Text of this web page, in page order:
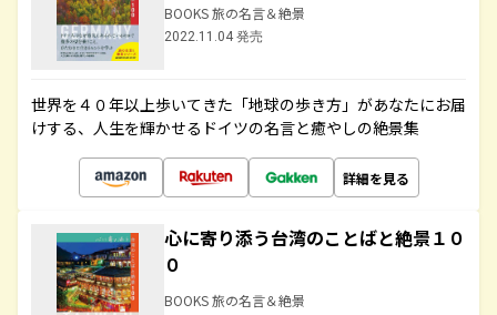
BOOKS 旅の名言＆絶景
2022.11.04 発売
世界を４０年以上歩いてきた「地球の歩き方」があなたにお届
けする、人生を輝かせるドイツの名言と癒やしの絶景集
詳細を見る
心に寄り添う台湾のことばと絶景１０
０
BOOKS 旅の名言＆絶景